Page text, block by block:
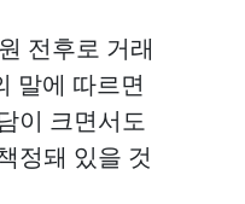
전후로 거래
말에 따르면
이 크면서도
정돼 있을 것